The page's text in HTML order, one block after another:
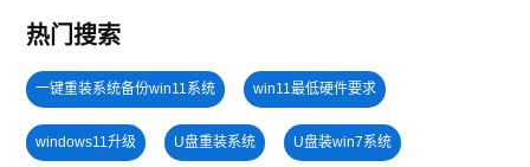
热门搜索
一键重装系统备份win11系统 win11最低硬件要求
windows11升级 U盘重装系统 U盘装win7系统